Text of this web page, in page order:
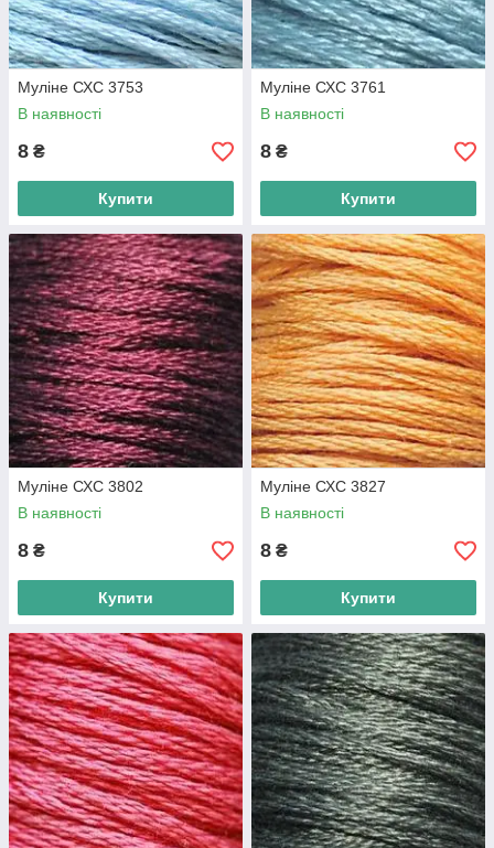
Муліне СХС 3753
В наявності
8 ₴
Купити
Муліне СХС 3761
В наявності
8 ₴
Купити
Муліне СХС 3802
В наявності
8 ₴
Купити
Муліне СХС 3827
В наявності
8 ₴
Купити